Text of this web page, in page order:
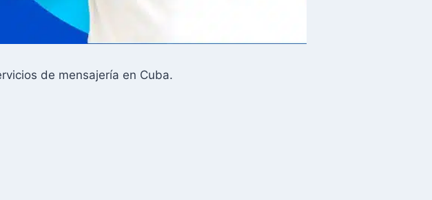
de mensajería en Cuba.